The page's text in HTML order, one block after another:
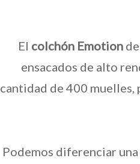
El colchón Emotionde
ensacados de alto
cantidad de 400 muelles,
Podemos diferenciar